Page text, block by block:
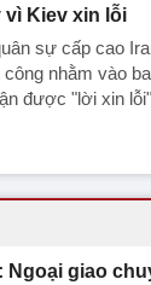
Kiev xin lỗi
sự cấp cao
nhằm vào
được "lời xin
Ngoại giao